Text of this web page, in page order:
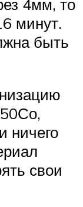
4мм, то
минут.
быть
ничего
свои